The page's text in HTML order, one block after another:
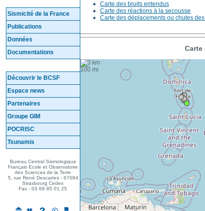
Sismicité de la France
Publications
Données
Documentations
Groupe GIM
POCRISC
Tsunamis
Découvrir le BCSF
Espace news
Partenaires
Carte des bruits entendus
Carte des réactions à la secousse
Carte des déplacements ou chutes
Carte
+−
100 km
100 mi
Mes questions ...
Bureau Central Sismologique
Français Ecole et Observatoire
des Sciences de la Terre
5, rue René Descartes - 67084
Strasbourg Cedex
Fax : 03 68 85 01 25